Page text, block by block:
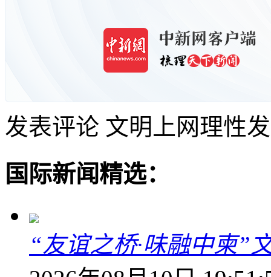
发表评论 文明上网理性
国际新闻精选：
“友谊之桥·味融中柬”